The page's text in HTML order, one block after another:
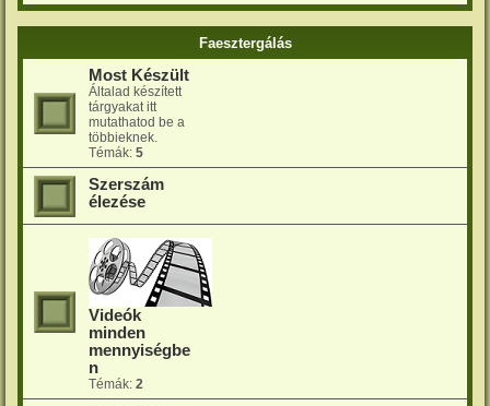
Faesztergálás
Most Készült
Általad készített
tárgyakat itt
mutathatod be a
többieknek.
Témák: 5
Szerszám
élezése
Videók
minden
mennyiségbe
n
Témák: 2